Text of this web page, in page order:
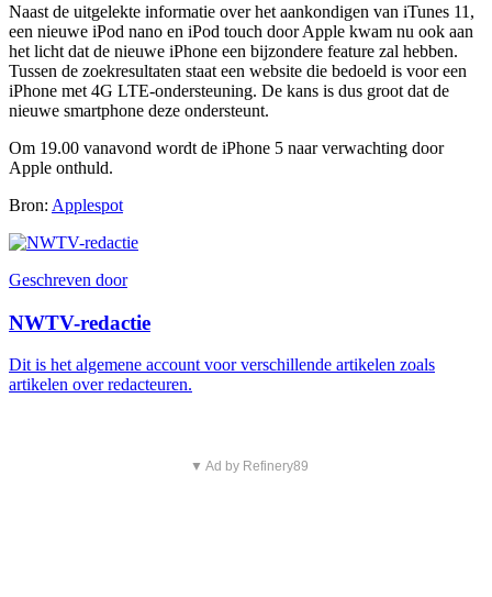
Naast de uitgelekte informatie over het aankondigen van iTunes 11,
een nieuwe iPod nano en iPod touch door Apple kwam nu ook aan
het licht dat de nieuwe iPhone een bijzondere feature zal hebben.
Tussen de zoekresultaten staat een website die bedoeld is voor een
iPhone met 4G LTE-ondersteuning. De kans is dus groot dat de
nieuwe smartphone deze ondersteunt.
Om 19.00 vanavond wordt de iPhone 5 naar verwachting door
Apple onthuld.
Bron: Applespot
Geschreven door
NWTV-redactie
Dit is het algemene account voor verschillende artikelen zoals
artikelen over redacteuren.
▼ Ad by Refinery89